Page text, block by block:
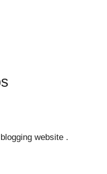
website .